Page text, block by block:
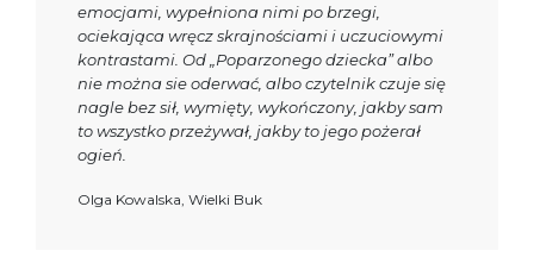
emocjami, wypełniona nimi po brzegi,
ociekająca wręcz skrajnościami i uczuciowymi
kontrastami. Od „Poparzonego dziecka” albo
nie można sie oderwać, albo czytelnik czuje się
nagle bez sił, wymięty, wykończony, jakby sam
to wszystko przeżywał, jakby to jego pożerał
ogień.
Olga Kowalska, Wielki Buk